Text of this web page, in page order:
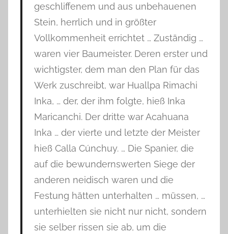
geschliffenem und aus unbehauenen
Stein, herrlich und in größter
Vollkommenheit errichtet … Zuständig …
waren vier Baumeister. Deren erster und
wichtigster, dem man den Plan für das
Werk zuschreibt, war Huallpa Rimachi
Inka, … der, der ihm folgte, hieß Inka
Maricanchi. Der dritte war Acahuana
Inka … der vierte und letzte der Meister
hieß Calla Cúnchuy. … Die Spanier, die
auf die bewundernswerten Siege der
anderen neidisch waren und die
Festung hätten unterhalten … müssen, …
unterhielten sie nicht nur nicht, sondern
sie selber rissen sie ab, um die